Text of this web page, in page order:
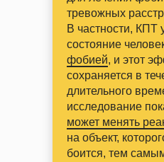
тревожных
В частности, КПТ
состояние
фобией, и этот
сохраняется в
длительного
исследование
может менять
на объект,
боится, тем